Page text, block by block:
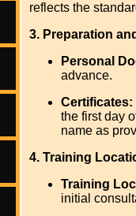
reflects the
3. Preparation
Personal
advance.
Certificates:
the first day
name as
4. Training
Training
initial